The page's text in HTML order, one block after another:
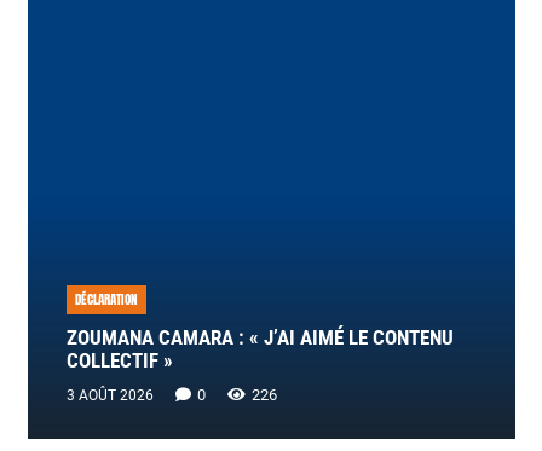
DÉCLARATION
ZOUMANA CAMARA : « J’AI AIMÉ LE CONTENU
COLLECTIF »
3 AOÛT 2026 0 226